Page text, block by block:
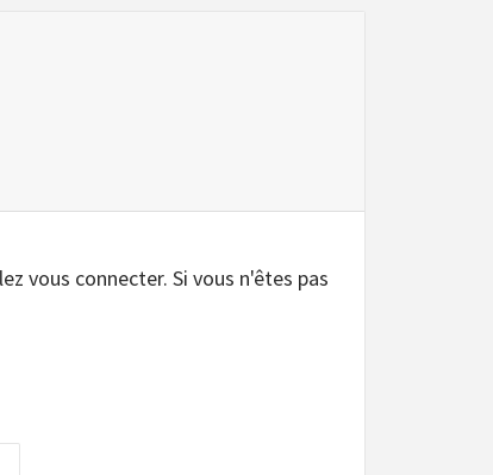
vous connecter. Si vous n'êtes pas